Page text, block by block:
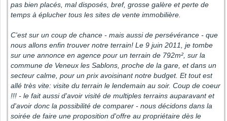
pas bien placés, mal disposés, bref, grosse galère et perte de
temps à éplucher tous les sites de vente immobilière.
C'est sur un coup de chance - mais aussi de persévérance - que
nous allons enfin trouver notre terrain! Le 9 juin 2011, je tombe
sur une annonce en agence pour un terrain de 792m², sur la
commune de Veneux les Sablons, proche de la gare, et dans un
secteur calme, pour un prix avoisinant notre budget. Et tout est
allé très vite: visite du terrain le lendemain au soir. Coup de coeur
!!! - le fait aussi d'avoir visité de multiples terrains auparavant et
d'avoir donc la possibilité de comparer - nous décidons dans la
soirée de faire une proposition d'offre au propriétaire dès le